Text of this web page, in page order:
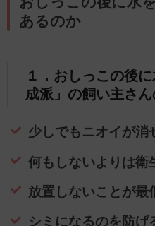
あるのか
１．おしっこの後
成派」の飼い主さん
少しでもニオイが消
何もしないよりは衛
放置しないことが最
シミになるのを防げ